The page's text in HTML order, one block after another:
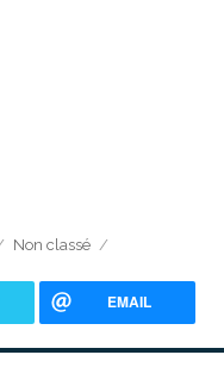
Catégories
Non classé
EMAIL